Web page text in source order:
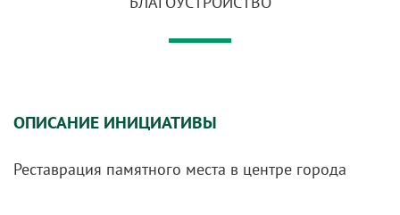
ОПИСАНИЕ ИНИЦИАТИВЫ
Реставрация памятного места в центре города